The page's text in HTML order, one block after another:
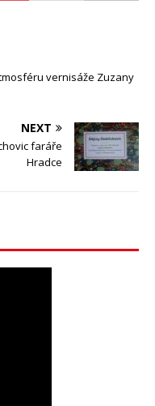
vernisáže Zuzany
NEXT
faráře
Hradce